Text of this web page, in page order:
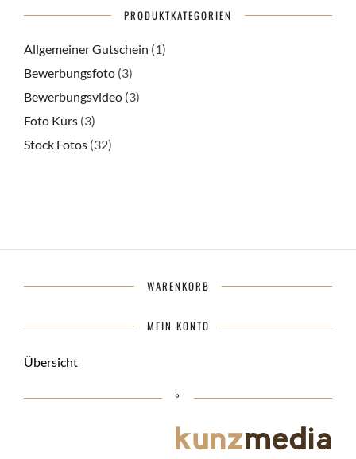
mehrere
auf.
Die
Optionen
können
der
PRODUKTKATEGORIEN
Allgemeiner Gutschein (1)
Bewerbungsfoto (3)
Bewerbungsvideo (3)
Foto Kurs (3)
Stock Fotos (32)
WARENKORB
MEIN KONTO
Übersicht
°